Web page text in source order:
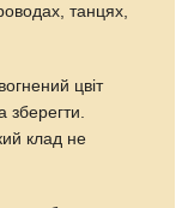
танцях,
цвіт
зберегти.
клад не